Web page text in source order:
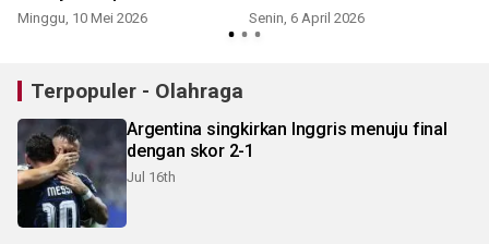
Minggu, 10 Mei 2026 Senin, 6 April 2026
Terpopuler - Olahraga
Argentina singkirkan Inggris menuju final
dengan skor 2-1
Jul 16th